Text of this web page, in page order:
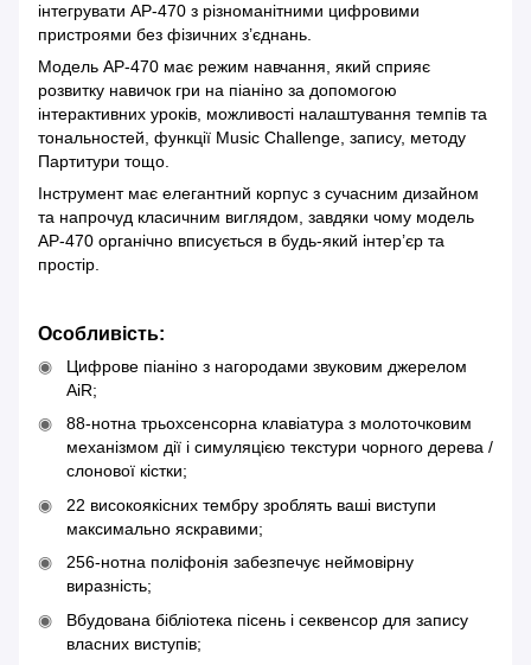
інтегрувати AP-470 з різноманітними цифровими
пристроями без фізичних з’єднань.
Модель AP-470 має режим навчання, який сприяє
розвитку навичок гри на піаніно за допомогою
інтерактивних уроків, можливості налаштування темпів та
тональностей, функції Music Challenge, запису, методу
Партитури тощо.
Інструмент має елегантний корпус з сучасним дизайном
та напрочуд класичним виглядом, завдяки чому модель
AP-470 органічно вписується в будь-який інтер’єр та
простір.
Особливість:
Цифрове піаніно з нагородами звуковим джерелом
AiR;
88-нотна трьохсенсорна клавіатура з молоточковим
механізмом дії і симуляцією текстури чорного дерева /
слонової кістки;
22 високоякісних тембру зроблять ваші виступи
максимально яскравими;
256-нотна поліфонія забезпечує неймовірну
виразність;
Вбудована бібліотека пісень і секвенсор для запису
власних виступів;